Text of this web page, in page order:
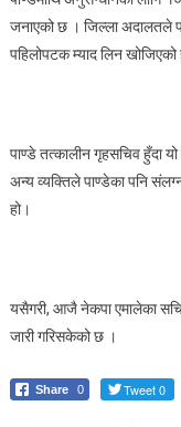
जनाएको छ । जिल्ला अदालतले
पहिलोपटक म्याद लिन खोजिएको
पाण्डे तत्कालीन गृहसचिव हुँदा
अन्य व्यक्तिले पाण्डेका पनि
हो।
यसैगरी, आजै नेकपा एमालेका
जारी गरिसकेको छ ।
Share 0 Tweet 0